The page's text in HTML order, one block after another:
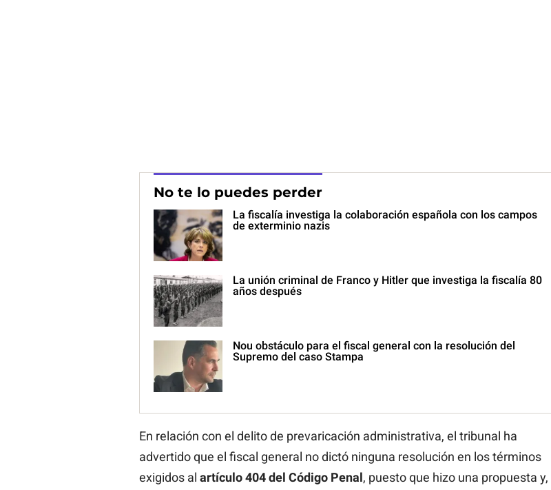
No te lo puedes perder
La fiscalía investiga la colaboración española con los campos
de exterminio nazis
La unión criminal de Franco y Hitler que investiga la fiscalía 80
años después
Nou obstáculo para el fiscal general con la resolución del
Supremo del caso Stampa
En relación con el delito de prevaricación administrativa, el tribunal ha
advertido que el fiscal general no dictó ninguna resolución en los términos
exigidos al artículo 404 del Código Penal, puesto que hizo una propuesta y,